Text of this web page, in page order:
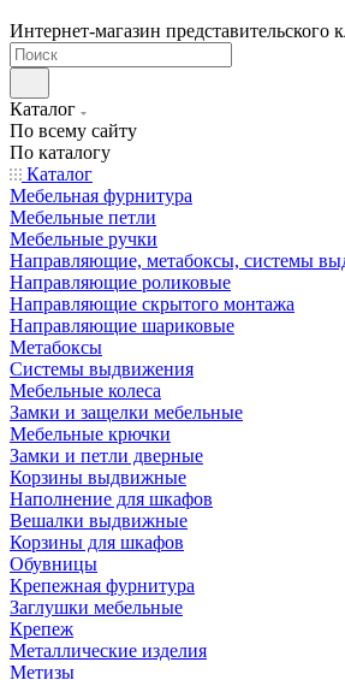
Интернет-магазин представительского
Каталог
По всему сайту
По каталогу
Каталог
Мебельная фурнитура
Мебельные петли
Мебельные ручки
Направляющие, метабоксы, системы
Направляющие роликовые
Направляющие скрытого монтажа
Направляющие шариковые
Метабоксы
Системы выдвижения
Мебельные колеса
Замки и защелки мебельные
Мебельные крючки
Замки и петли дверные
Корзины выдвижные
Наполнение для шкафов
Вешалки выдвижные
Корзины для шкафов
Обувницы
Крепежная фурнитура
Заглушки мебельные
Крепеж
Металлические изделия
Метизы